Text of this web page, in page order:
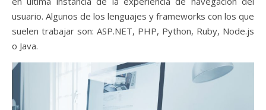
usuario. Algunos de los lenguajes y frameworks con los que
suelen trabajar son: ASP.NET, PHP, Python, Ruby, Node.js
o Java.